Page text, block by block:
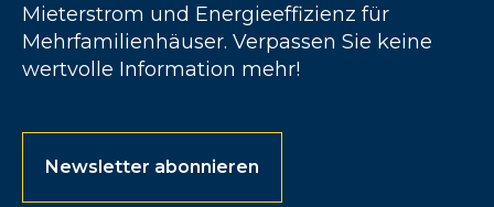
Mieterstrom und Energieeffizienz für
Mehrfamilienhäuser. Verpassen Sie keine
wertvolle Information mehr!
Newsletter abonnieren